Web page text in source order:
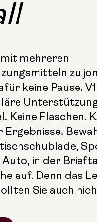
mit mehreren
zu
keine Pause.
Keine Flaschen.
Auto, in der
auf. Denn das
Sie auch